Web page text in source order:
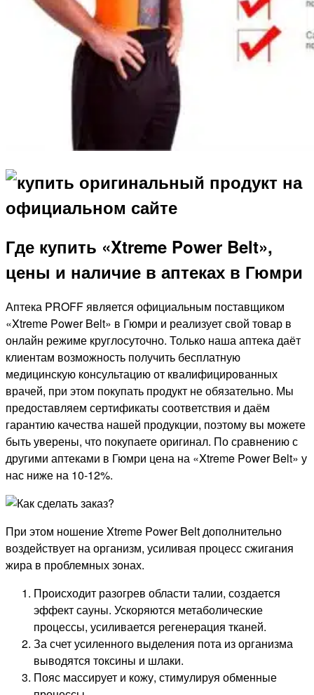
Где купить «Xtreme Power Belt»,
цены и наличие в аптеках в Гюмри
Аптека PROFF является официальным поставщиком
«Xtreme Power Belt» в Гюмри и реализует свой товар в
онлайн режиме круглосуточно. Только наша аптека даёт
клиентам возможность получить бесплатную
медицинскую консультацию от квалифицированных
врачей, при этом покупать продукт не обязательно. Мы
предоставляем сертификаты соответствия и даём
гарантию качества нашей продукции, поэтому вы можете
быть уверены, что покупаете оригинал. По сравнению с
другими аптеками в Гюмри цена на «Xtreme Power Belt» у
нас ниже на 10-12%.
При этом ношение Xtreme Power Belt дополнительно
воздействует на организм, усиливая процесс сжигания
жира в проблемных зонах.
Происходит разогрев области талии, создается
эффект сауны. Ускоряются метаболические
процессы, усиливается регенерация тканей.
За счет усиленного выделения пота из организма
выводятся токсины и шлаки.
Пояс массирует и кожу, стимулируя обменные